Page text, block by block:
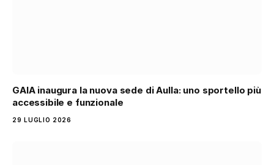
GAIA inaugura la nuova sede di Aulla: uno sportello più
accessibile e funzionale
29 LUGLIO 2026